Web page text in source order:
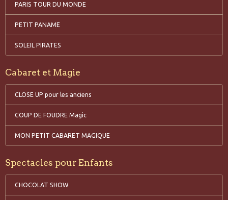
PARIS TOUR DU MONDE
PETIT PANAME
SOLEIL PIRATES
Cabaret et Magie
CLOSE UP pour les anciens
COUP DE FOUDRE Magic
MON PETIT CABARET MAGIQUE
Spectacles pour Enfants
CHOCOLAT SHOW